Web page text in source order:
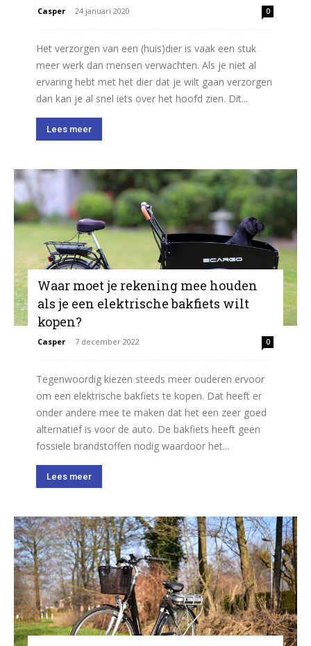
Casper - 24 januari 2020 0
Het verzorgen van een (huis)dier is vaak een stuk
meer werk dan mensen verwachten. Als je niet al
ervaring hebt met het dier dat je wilt gaan verzorgen
dan kan je al snel iets over het hoofd zien. Dit...
Lees meer
Waar moet je rekening mee houden
als je een elektrische bakfiets wilt
kopen?
Casper - 7 december 2022 0
Tegenwoordig kiezen steeds meer ouderen ervoor
om een elektrische bakfiets te kopen. Dat heeft er
onder andere mee te maken dat het een zeer goed
alternatief is voor de auto. De bakfiets heeft geen
fossiele brandstoffen nodig waardoor het...
Lees meer